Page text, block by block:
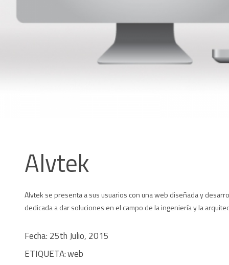
Alvtek
Alvtek se presenta a sus usuarios con una web diseñada y
dedicada a dar soluciones en el campo de la ingeniería y la
Fecha: 25th Julio, 2015
ETIQUETA:web